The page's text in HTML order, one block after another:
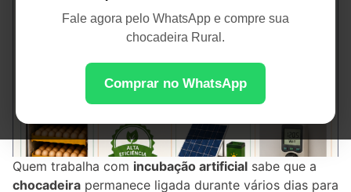
Fale agora pelo WhatsApp e compre sua
chocadeira Rural.
Comprar no WhatsApp
Quem trabalha com incubação artificial sabe que a
chocadeira permanece ligada durante vários dias para